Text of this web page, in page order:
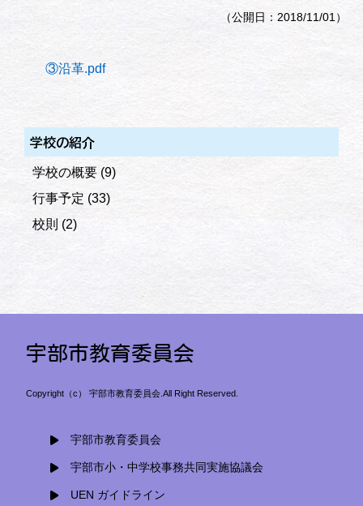
（公開日：2018/11/01）
③沿革.pdf
学校の紹介
学校の概要 (9)
行事予定 (33)
校則 (2)
宇部市教育委員会
Copyright（c） 宇部市教育委員会.All Right Reserved.
宇部市教育委員会
宇部市小・中学校事務共同実施協議会
UEN ガイドライン